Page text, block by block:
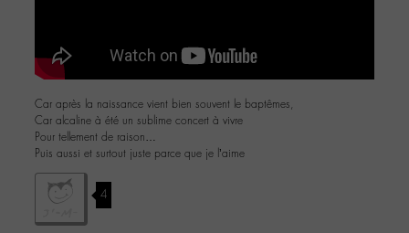
Car après la naissance vient bien souvent le baptêmes,
Car alcaline à été un sublime concert à vivre
Pour tellement de raison…
Puis aussi et surtout juste parce que je l’aime
4